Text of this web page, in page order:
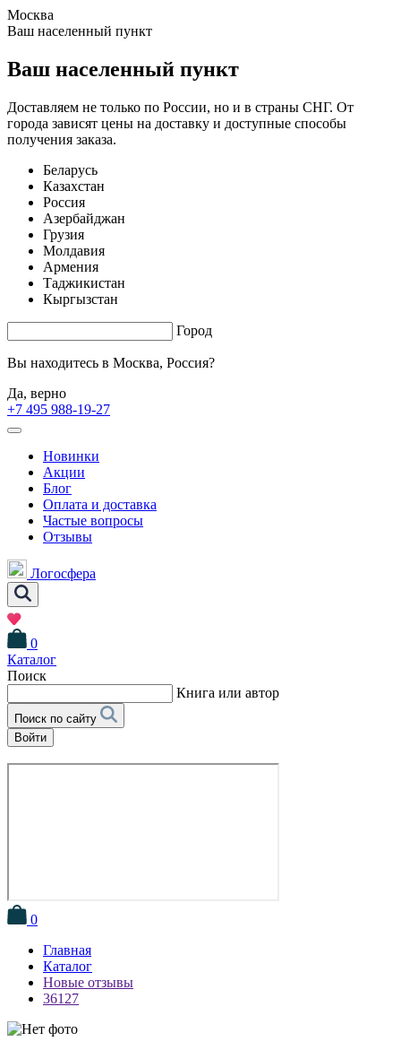
Москва
Ваш населенный пункт
Ваш населенный пункт
Доставляем не только по России, но и в страны СНГ. От
города зависят цены на доставку и доступные способы
получения заказа.
Беларусь
Казахстан
Россия
Азербайджан
Грузия
Молдавия
Армения
Таджикистан
Кыргызстан
Город
Вы находитесь в Москва, Россия?
Да, верно
+7 495 988-19-27
Новинки
Акции
Блог
Оплата и доставка
Частые вопросы
Отзывы
Логосфера
0
Каталог
Поиск
Книга или автор
Поиск по сайту
Войти
0
Главная
Каталог
Новые отзывы
36127